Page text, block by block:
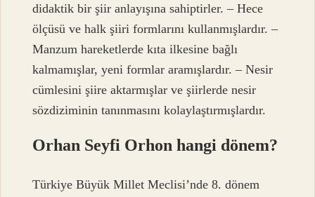
didaktik bir şiir anlayışına sahiptirler. – Hece
ölçüsü ve halk şiiri formlarını kullanmışlardır. –
Manzum hareketlerde kıta ilkesine bağlı
kalmamışlar, yeni formlar aramışlardır. – Nesir
cümlesini şiire aktarmışlar ve şiirlerde nesir
sözdiziminin tanınmasını kolaylaştırmışlardır.
Orhan Seyfi Orhon hangi dönem?
Türkiye Büyük Millet Meclisi’nde 8. dönem